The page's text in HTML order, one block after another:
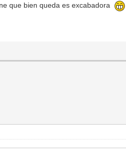
que bien queda es excabadora